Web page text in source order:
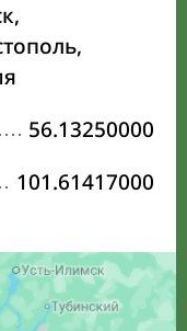
56.13250000
101.61417000